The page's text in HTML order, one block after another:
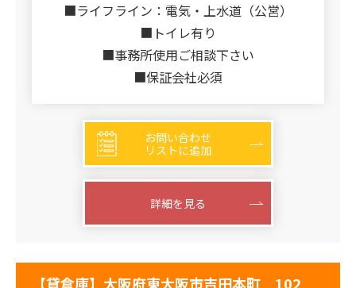
■ライフライン：電気・上水道（公営）
■トイレ有り
■事務所使用ご相談下さい
■保証会社必須
お問い合わせ
リストに追加
詳細を見る
【貸倉庫】大阪府東大阪市吉田本町 102